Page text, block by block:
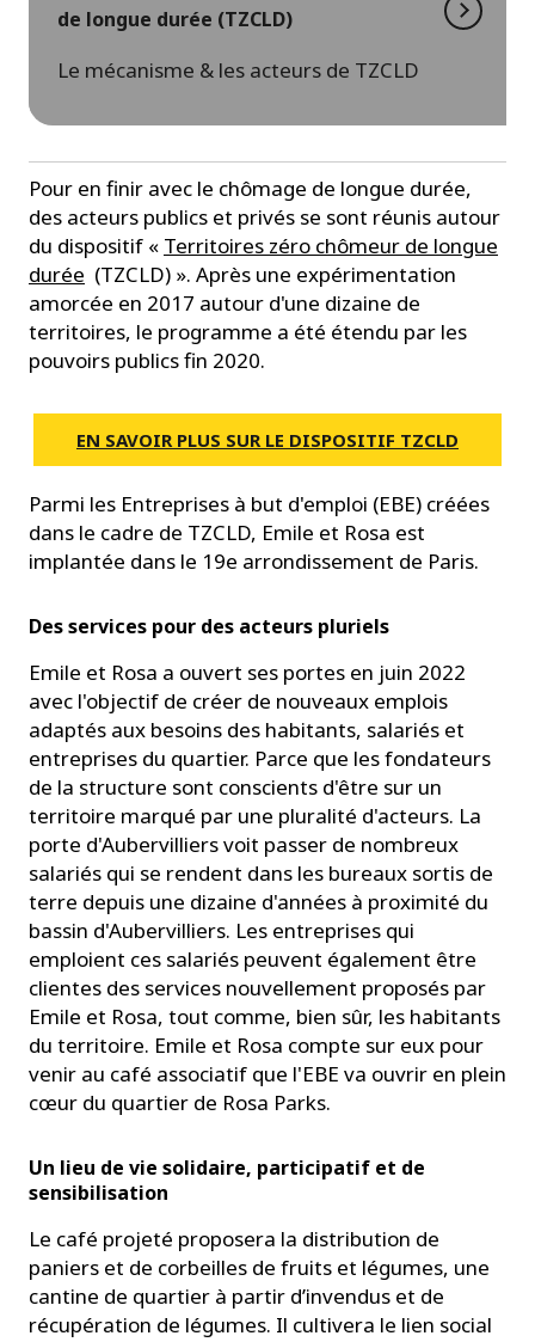
Pour en finir avec le chômage de longue durée,
des acteurs publics et privés se sont réunis autour
du dispositif « Territoires zéro chômeur de longue
durée (TZCLD) ». Après une expérimentation
amorcée en 2017 autour d'une dizaine de
territoires, le programme a été étendu par les
pouvoirs publics fin 2020.
EN SAVOIR PLUS SUR LE DISPOSITIF TZCLD
Parmi les Entreprises à but d'emploi (EBE) créées
dans le cadre de TZCLD, Emile et Rosa est
implantée dans le 19e arrondissement de Paris.
Des services pour des acteurs pluriels
Emile et Rosa a ouvert ses portes en juin 2022
avec l'objectif de créer de nouveaux emplois
adaptés aux besoins des habitants, salariés et
entreprises du quartier. Parce que les fondateurs
de la structure sont conscients d'être sur un
territoire marqué par une pluralité d'acteurs. La
porte d'Aubervilliers voit passer de nombreux
salariés qui se rendent dans les bureaux sortis de
terre depuis une dizaine d'années à proximité du
bassin d'Aubervilliers. Les entreprises qui
emploient ces salariés peuvent également être
clientes des services nouvellement proposés par
Emile et Rosa, tout comme, bien sûr, les habitants
du territoire. Emile et Rosa compte sur eux pour
venir au café associatif que l'EBE va ouvrir en plein
cœur du quartier de Rosa Parks.
Un lieu de vie solidaire, participatif et de
sensibilisation
Le café projeté proposera la distribution de
paniers et de corbeilles de fruits et légumes, une
cantine de quartier à partir d’invendus et de
récupération de légumes. Il cultivera le lien social
de longue durée (TZCLD)
Le mécanisme & les acteurs de TZCLD